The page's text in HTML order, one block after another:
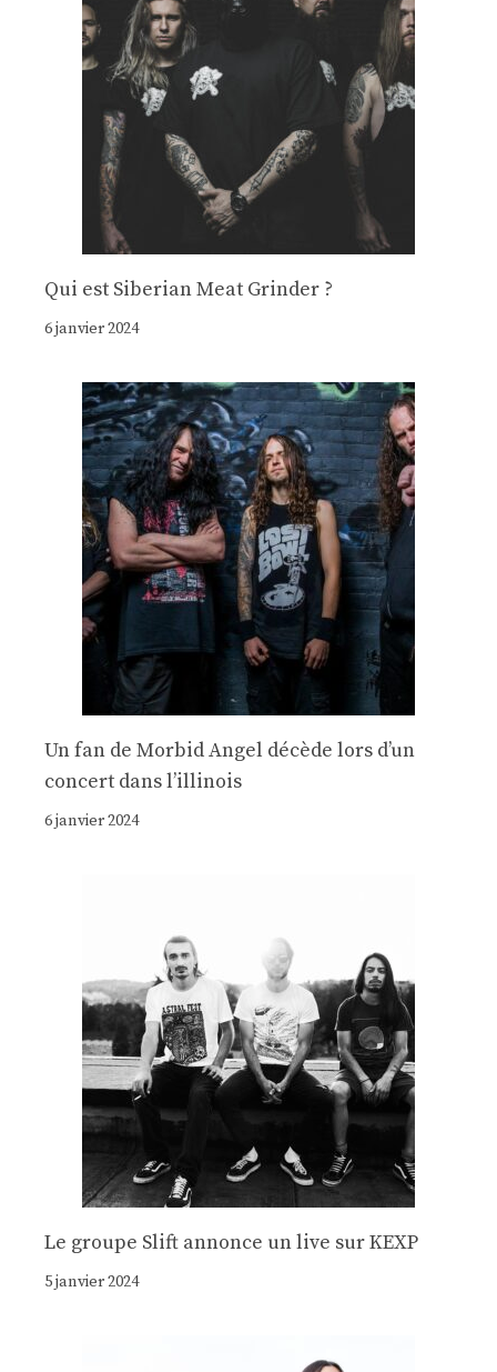
Qui est Siberian Meat Grinder ?
6 janvier 2024
Un fan de Morbid Angel décède lors d’un
concert dans l’illinois
6 janvier 2024
Le groupe Slift annonce un live sur KEXP
5 janvier 2024